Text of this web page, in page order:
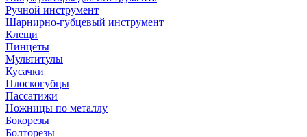
Ручной инструмент
Шарнирно-губцевый инструмент
Клещи
Пинцеты
Мультитулы
Кусачки
Плоскогубцы
Пассатижи
Ножницы по металлу
Бокорезы
Болторезы